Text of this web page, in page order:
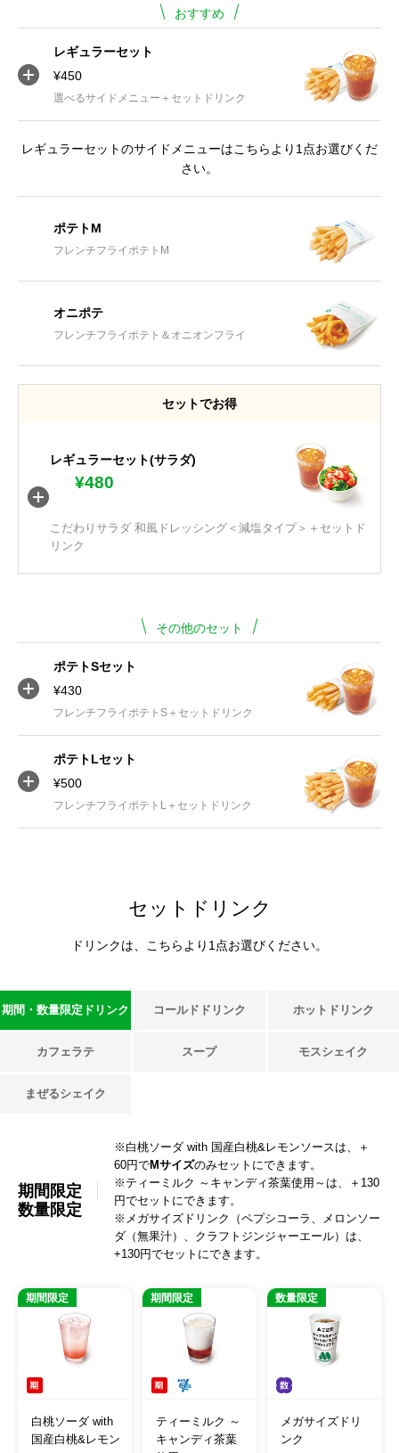
おすすめ
レギュラーセット
¥450
選べるサイドメニュー＋セットドリンク
レギュラーセットのサイドメニューはこちらより1点お選びくだ
さい。
ポテトM
フレンチフライポテトM
オニポテ
フレンチフライポテト＆オニオンフライ
セットでお得
レギュラーセット(サラダ)
¥480
こだわりサラダ 和風ドレッシング＜減塩タイプ＞＋セットド
リンク
その他のセット
ポテトSセット
¥430
フレンチフライポテトS＋セットドリンク
ポテトLセット
¥500
フレンチフライポテトL＋セットドリンク
セットドリンク
ドリンクは、こちらより1点お選びください。
期間・数量限定ドリンク コールドドリンク ホットドリンク
カフェラテ スープ モスシェイク
まぜるシェイク
期間限定
数量限定
※白桃ソーダ with 国産白桃&レモンソースは、＋
60円でMサイズのみセットにできます。
※ティーミルク ～キャンディ茶葉使用～は、＋130
円でセットにできます。
※メガサイズドリンク（ペプシコーラ、メロンソー
ダ（無果汁）、クラフトジンジャーエール）は、
+130円でセットにできます。
白桃ソーダ with
国産白桃&レモン
期間限定
ティーミルク ～
キャンディ茶葉
期間限定
メガサイズドリ
ンク
数量限定